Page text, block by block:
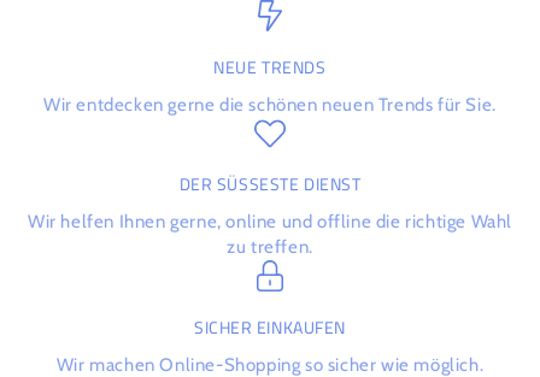
NEUE TRENDS
Wir entdecken gerne die schönen neuen Trends für Sie.
DER SÜSSESTE DIENST
Wir helfen Ihnen gerne, online und offline die richtige Wahl
zu treffen.
SICHER EINKAUFEN
Wir machen Online-Shopping so sicher wie möglich.